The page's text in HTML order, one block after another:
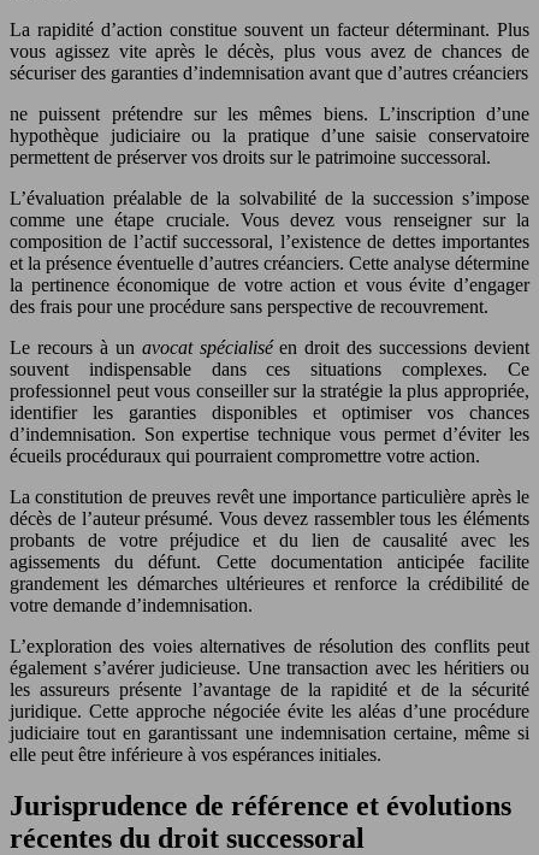
La rapidité d’action constitue souvent un facteur déterminant. Plus
vous agissez vite après le décès, plus vous avez de chances de
sécuriser des garanties d’indemnisation avant que d’autres créanciers
ne puissent prétendre sur les mêmes biens. L’inscription d’une
hypothèque judiciaire ou la pratique d’une saisie conservatoire
permettent de préserver vos droits sur le patrimoine successoral.
L’évaluation préalable de la solvabilité de la succession s’impose
comme une étape cruciale. Vous devez vous renseigner sur la
composition de l’actif successoral, l’existence de dettes importantes
et la présence éventuelle d’autres créanciers. Cette analyse détermine
la pertinence économique de votre action et vous évite d’engager
des frais pour une procédure sans perspective de recouvrement.
Le recours à un avocat spécialiséen droit des successions devient
souvent indispensable dans ces situations complexes. Ce
professionnel peut vous conseiller sur la stratégie la plus appropriée,
identifier les garanties disponibles et optimiser vos chances
d’indemnisation. Son expertise technique vous permet d’éviter les
écueils procéduraux qui pourraient compromettre votre action.
La constitution de preuves revêt une importance particulière après le
décès de l’auteur présumé. Vous devez rassembler tous les éléments
probants de votre préjudice et du lien de causalité avec les
agissements du défunt. Cette documentation anticipée facilite
grandement les démarches ultérieures et renforce la crédibilité de
votre demande d’indemnisation.
L’exploration des voies alternatives de résolution des conflits peut
également s’avérer judicieuse. Une transaction avec les héritiers ou
les assureurs présente l’avantage de la rapidité et de la sécurité
juridique. Cette approche négociée évite les aléas d’une procédure
judiciaire tout en garantissant une indemnisation certaine, même si
elle peut être inférieure à vos espérances initiales.
Jurisprudence de référence et évolutions
récentes du droit successoral